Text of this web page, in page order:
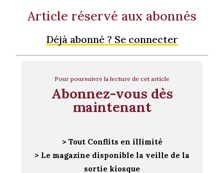
Article réservé aux abonnés
Déjà abonné ? Se connecter
Pour poursuivre la lecture de cet article
Abonnez-vous dès
maintenant
> Tout Conflits en illimité
> Le magazine disponible la veille de la
sortie kiosque